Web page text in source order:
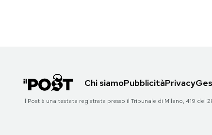
Chi siamoPubblicitàPrivacy
Il Post è una testata registrata presso il Tribunale di Milano, 419 del